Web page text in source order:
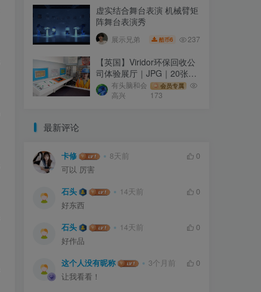
虚实结合舞台表演 机械臂矩
阵舞台表演秀
展示兄弟 酷币6 237
【英国】Viridor环保回收公
司体验展厅｜JPG｜20张｜
13.94M有头脑和会
高兴
会员专属
173
最新评论
卡修 8天前
0
可以 厉害
石头 14天前
0
好东西
石头 14天前
0
好作品
这个人没有昵称 3个月前
0
让我看看！